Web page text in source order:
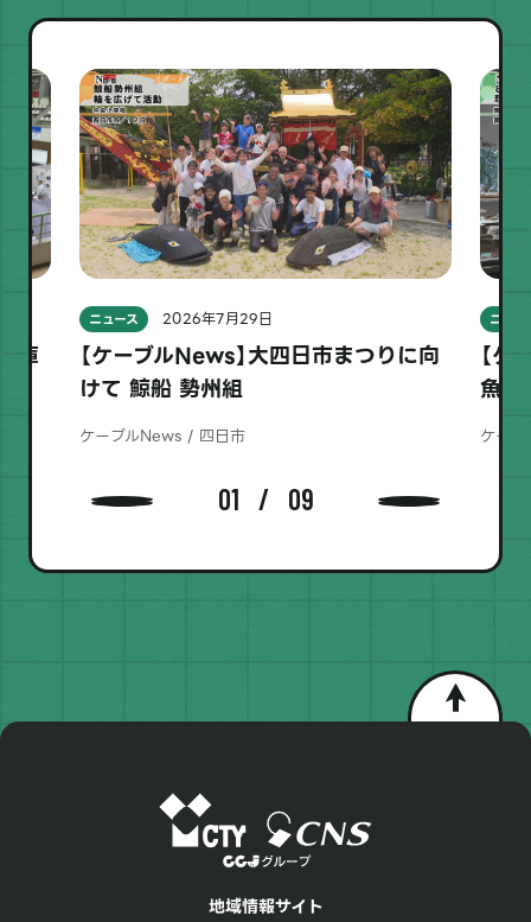
庫
ニュース 2026年7月29日
【ケーブルNews】大四日市まつりに向
けて 鯨船 勢州組
ケーブルNews / 四日市
ニュー
【ケ
魚」
ケー
01 09
地域情報サイト